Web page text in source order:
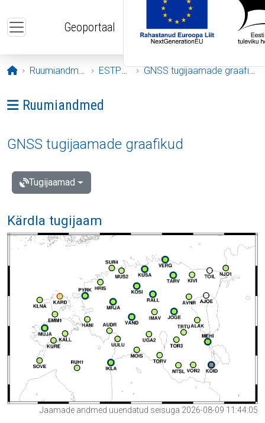
Geoportaal
Avaleht
Ruumiandmed ESTPOS GNSS tugijaamade graafikud
Ava menüü: Ruumiandmed
Ruumiandmed
GNSS tugijaamade graafikud
Tugijaamad
Kärdla tugijaam
Jaamade andmed uuendatud seisuga 2026-08-09 11:44:05